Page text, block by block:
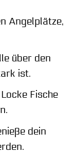
Angelplätze,
über den
ist.
Fische
dein